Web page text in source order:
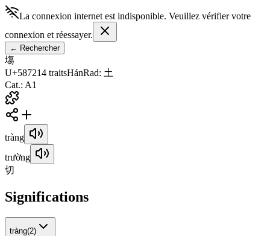
La connexion internet est indisponible. Veuillez vérifier votre
connexion et réessayer.
← Rechercher
塲
U+587214 traitsHánRad: 土
Cat.: A1
tràng
trường
切
Significations
tràng(2)